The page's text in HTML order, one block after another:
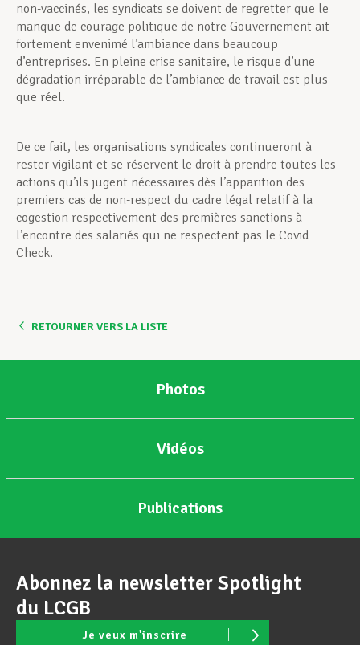
non-vaccinés, les syndi­cats se doivent de regretter que le
manque de cou­rage politique de notre Gouvernement ait
fortement envenimé l’ambiance dans beaucoup
d’entreprises. En pleine crise sanitaire, le risque d’une
dégradation ir­réparable de l’ambiance de travail est plus
que réel.
De ce fait, les organisations syndicales continueront à
rester vigilant et se réservent le droit à prendre toutes les
actions qu’ils jugent nécessaires dès l’ap­parition des
premiers cas de non-respect du cadre légal relatif à la
cogestion respectivement des pre­mières sanctions à
l’encontre des salariés qui ne respectent pas le Covid
Check.
RETOURNER VERS LA LISTE
Photos
Vidéos
Publications
Abonnez la newsletter Spotlight
du LCGB
Je veux m'inscrire